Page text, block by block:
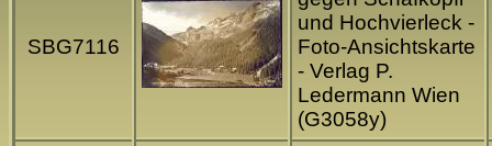
SBG7116
und Hochvierleck -
Foto-Ansichtskarte
- Verlag P.
Ledermann Wien
(G3058y)